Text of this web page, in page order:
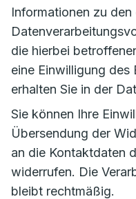
Informationen zu den
die hierbei
eine Einwilligung
erhalten Sie in der
Sie können Ihre
Übersendung der
an die Kontaktdaten
widerrufen. Die
bleibt rechtmäßig.